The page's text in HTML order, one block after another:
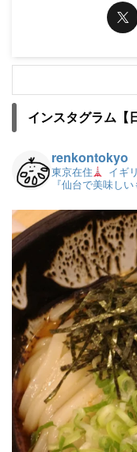
インスタグラム【
renkontokyo
東京在住 イギ
『仙台で美味し